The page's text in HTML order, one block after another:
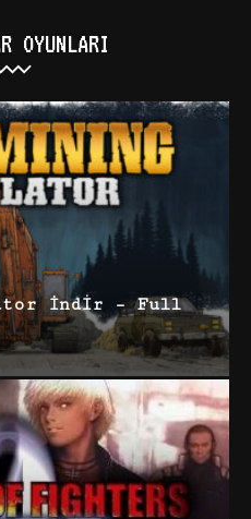
OYUNLARI
İndir – Full